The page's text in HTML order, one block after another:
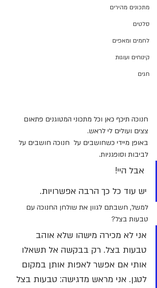
מתכונים מהירים
סלטים
לחמים ומאפים
קינוחים ועוגות
חגים
חנוכה תיכף כאן וכל מתכוני המטוגנים פתאום
צצים ועולים לי לראש.
באופן מיידי כשחושבים על  חנוכה חושבים על
לביבות וסופגניות.
יש עוד כל כך הרבה אפשרויות.
למשל, חשבתם לגוון את שולחן החנוכה עם
טבעות בצל?
אני לא מכירה מישהו שלא אוהב
טבעות בצל. רק בבקשה אל תשאלו
אותי אם אפשר לאפות אותן במקום
לטגן. אני מראש מדגישה: טבעות בצל